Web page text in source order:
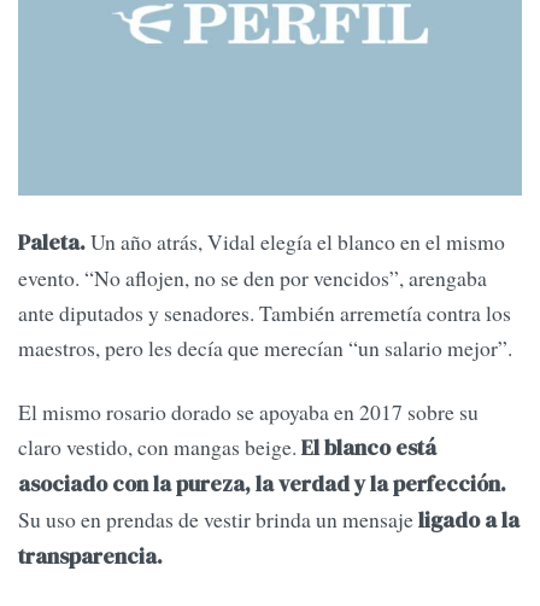
Paleta.Un año atrás, Vidal elegía el blanco en el mismo
evento. “No aflojen, no se den por vencidos”, arengaba
ante diputados y senadores. También arremetía contra los
maestros, pero les decía que merecían “un salario mejor”.
El mismo rosario dorado se apoyaba en 2017 sobre su
claro vestido, con mangas beige. El blanco está
asociado con la pureza, la verdad y la perfección.
Su uso en prendas de vestir brinda un mensajeligado a la
transparencia.